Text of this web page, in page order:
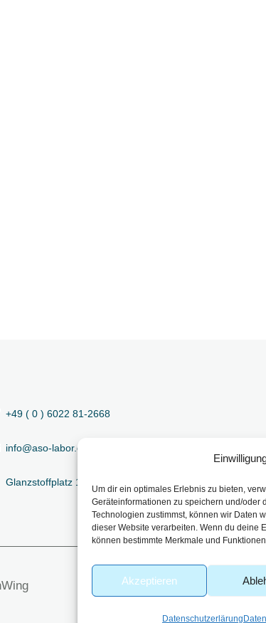
Um dir ein optimales Erlebnis zu bieten,
Geräteinformationen zu speichern und/oder
Technologien zustimmst, können wir Daten
dieser Website verarbeiten. Wenn du deine
können bestimmte Merkmale und
Akzeptieren
Datenschutzerlärung
+49 ( 0 ) 6022 81-2668
info@aso-labor.de
Glanzstoffplatz 1, 63906 Erlenbach